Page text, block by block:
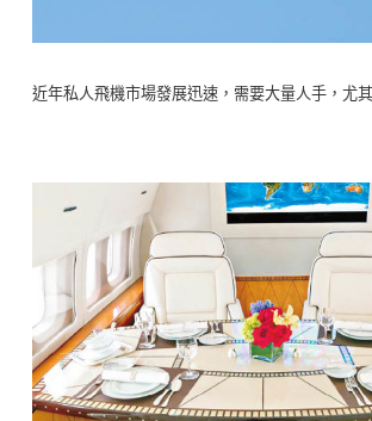
近年私人飛機市場發展迅速，需要大量人手，尤